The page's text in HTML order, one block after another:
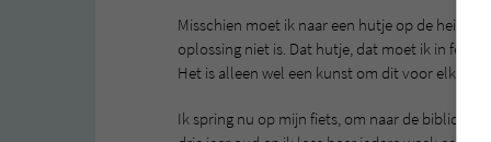
Misschien moet ik naar een hutje op de hei
oplossing niet is. Dat hutje, dat moet ik in feite
Het is alleen wel een kunst om dit voor elkaar te
Ik spring nu op mijn fiets, om naar de